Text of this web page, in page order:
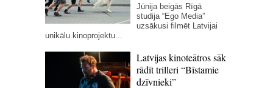
Jūnija beigās Rīgā
studija “Ego Media”
uzsākusi filmēt Latvijai
unikālu kinoprojektu...
Latvijas kinoteātros sāk
rādīt trilleri “Bīstamie
dzīvnieki”